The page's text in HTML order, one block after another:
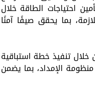
احتياجات الطاقة خلال
بما يحقق صيفًا آمنًا
تنفيذ خطة استباقية
الإمداد، بما يضمن